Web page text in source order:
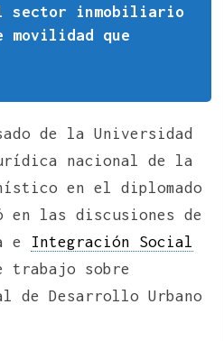
sector inmobiliario
que
de la Universidad
nacional de la
en el diplomado
en las discusiones de
e Integración Social
trabajo sobre
de Desarrollo Urbano